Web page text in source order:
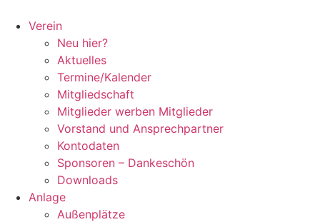
Inhalt
springen
Verein
Neu hier?
Aktuelles
Termine/Kalender
Mitgliedschaft
Mitglieder werben Mitglieder
Vorstand und Ansprechpartner
Kontodaten
Sponsoren – Dankeschön
Downloads
Anlage
Außenplätze